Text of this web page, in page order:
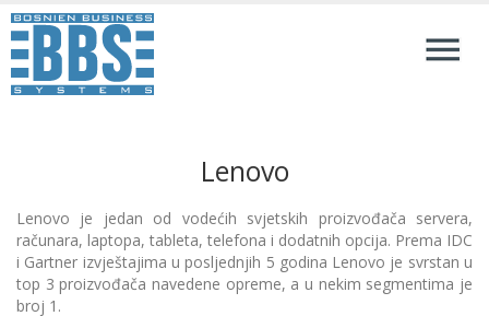
Lenovo
Lenovo je jedan od vodećih svjetskih proizvođača servera,
računara, laptopa, tableta, telefona i dodatnih opcija. Prema IDC
i Gartner izvještajima u posljednjih 5 godina Lenovo je svrstan u
top 3 proizvođača navedene opreme, a u nekim segmentima je
broj 1.